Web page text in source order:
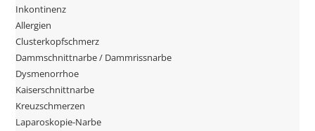
Inkontinenz
Allergien
Clusterkopfschmerz
Dammschnittnarbe / Dammrissnarbe
Dysmenorrhoe
Kaiserschnittnarbe
Kreuzschmerzen
Laparoskopie-Narbe